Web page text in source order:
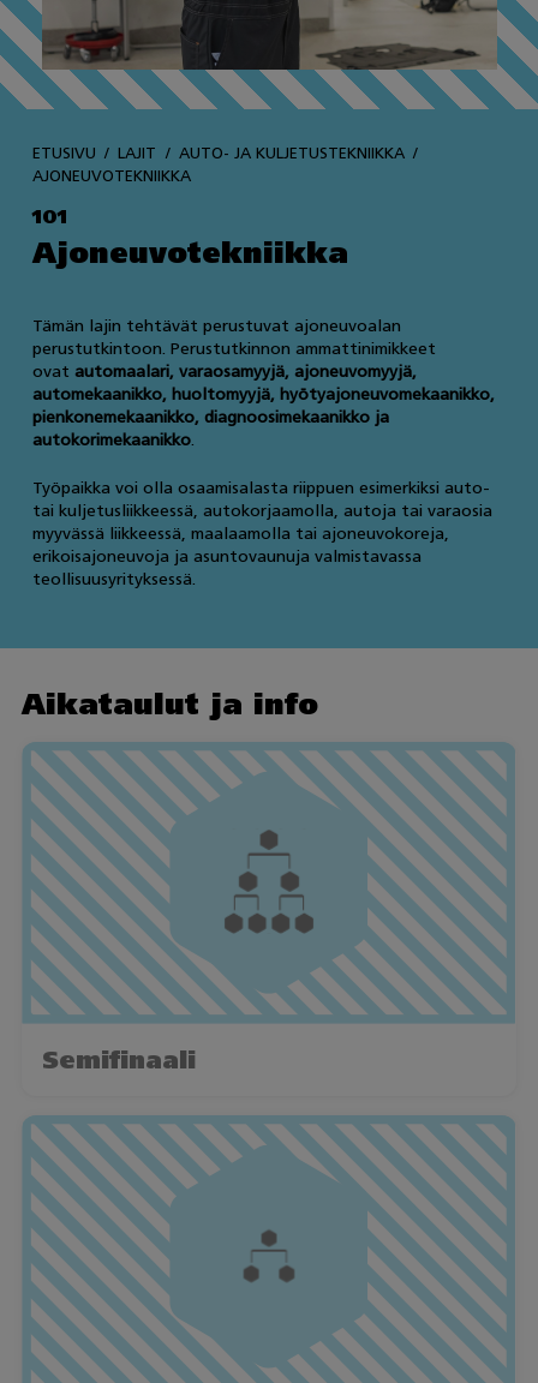
ETUSIVU LAJIT
AUTO- JA KULJETUSTEKNIIKKA
AJONEUVOTEKNIIKKA
101
Ajoneuvotekniikka
Tämän lajin tehtävät perustuvat ajoneuvoalan
perustutkintoon. Perustutkinnon ammattinimikkeet
ovat automaalari, varaosamyyjä, ajoneuvomyyjä,
automekaanikko, huoltomyyjä, hyötyajoneuvomekaanikko,
pienkonemekaanikko, diagnoosimekaanikko ja
autokorimekaanikko.
Työpaikka voi olla osaamisalasta riippuen esimerkiksi auto-
tai kuljetusliikkeessä, autokorjaamolla, autoja tai varaosia
myyvässä liikkeessä, maalaamolla tai ajoneuvokoreja,
erikoisajoneuvoja ja asuntovaunuja valmistavassa
teollisuusyrityksessä.
Aikataulut ja info
Semifinaali